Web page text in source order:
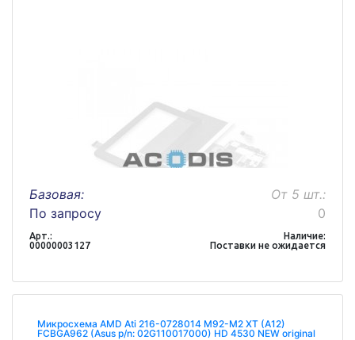
Базовая:
По запросу
От 5 шт.:
0
Арт.:
00000003127
Наличие:
Поставки не ожидается
Микросхема AMD Ati 216-0728014 M92-M2 XT (A12)
FCBGA962 (Asus p/n: 02G110017000) HD 4530 NEW original